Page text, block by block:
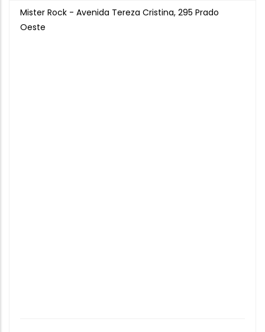
Mister Rock - Avenida Tereza Cristina, 295 Prado
Oeste